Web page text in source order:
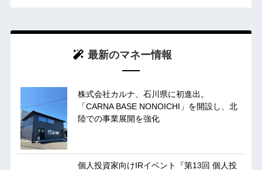
最新のマネー情報
株式会社カルナ、石川県に初進出。
「CARNA BASE NONOICHI」を開設し、北
陸での事業展開を強化
個人投資家向けIRイベント『第13回 個人投